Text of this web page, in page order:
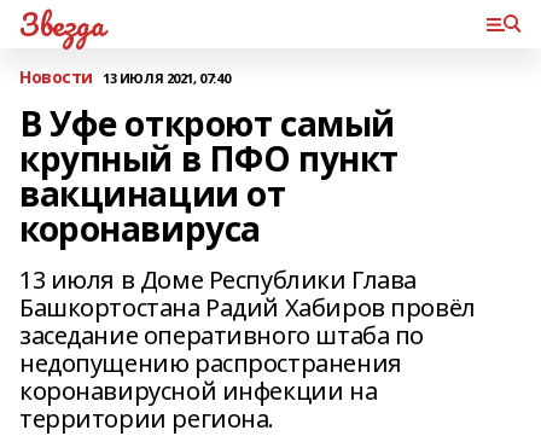
Звезда
Новости 13 ИЮЛЯ 2021, 07:40
В Уфе откроют самый
крупный в ПФО пункт
вакцинации от
коронавируса
13 июля в Доме Республики Глава
Башкортостана Радий Хабиров провёл
заседание оперативного штаба по
недопущению распространения
коронавирусной инфекции на
территории региона.